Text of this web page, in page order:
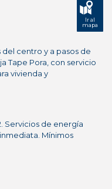
Ir al
mapa
centro y a pasos de
Tape Pora, con servicio
vivienda y
Servicios de energía
Mínimos